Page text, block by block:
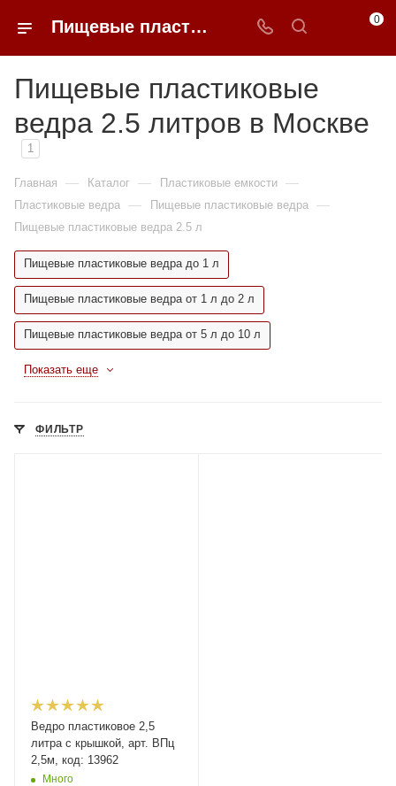
Пищевые пластиковые ведра 2.5 литров недорого в Москве | 0FFER 0
Пищевые пластиковые
ведра 2.5 литров в Москве
1
Главная — Каталог — Пластиковые емкости —
Пластиковые ведра — Пищевые пластиковые ведра —
Пищевые пластиковые ведра 2.5 л
Пищевые пластиковые ведра до 1 л
Пищевые пластиковые ведра от 1 л до 2 л
Пищевые пластиковые ведра от 5 л до 10 л
Показать еще
ФИЛЬТР
Ведро пластиковое 2,5
литра с крышкой, арт. ВПц
2,5м, код: 13962
Много